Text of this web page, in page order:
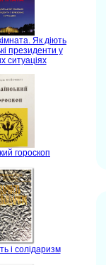
Як діють
президенти у
ситуаціях
гороскоп
і солідаризм